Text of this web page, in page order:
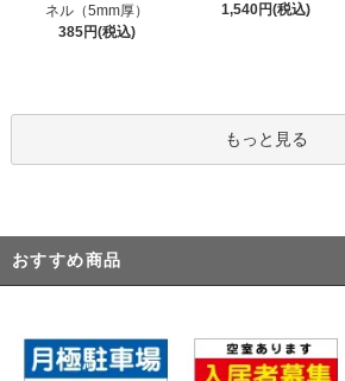
ネル（5mm厚）
385円(税込)
1,540円(税込)
もっと見る
おすすめ商品